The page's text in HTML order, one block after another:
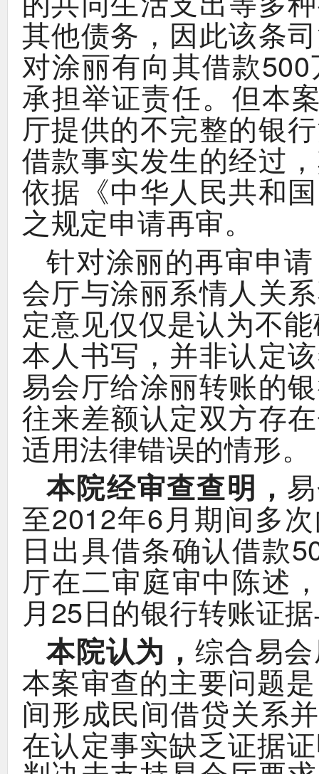
其他债务 ， 因此该条
对涂丽有向其借款500
承担举证责任。 但本
厅提供的不完整的银
借款事实发生的经过 ，
依据 《中华人民共和
之规定申请再审。
针对涂丽的再审申请
会厅与涂丽系情人关
定意见仅仅是认为不
本人书写 ， 并非认定
易会厅给涂丽转账的
往来差额认定双方存
适用法律错误的情形。
本院经审查查明 ，
至2012年6月期间多
日出具借条确认借款
厅在二审庭审中陈述
月 25日的银行转账证
本院认为 ，综合易
本案审查的主要问题是
间形成民间借贷关系
在认定事实缺乏证据